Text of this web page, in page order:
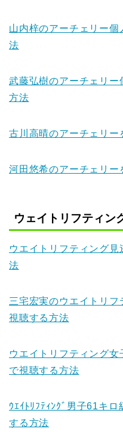
山内梓のアーチェリー
法
武藤弘樹のアーチェリー
方法
古川高晴のアーチェリー
河田悠希のアーチェリ
ウェイトリフティン
ウエイトリフティング
法
三宅宏実のウエイトリ
視聴する方法
ウエイトリフティング
で視聴する方法
ｳｴｲﾄﾘﾌﾃｨﾝｸﾞ男子61キ
する方法